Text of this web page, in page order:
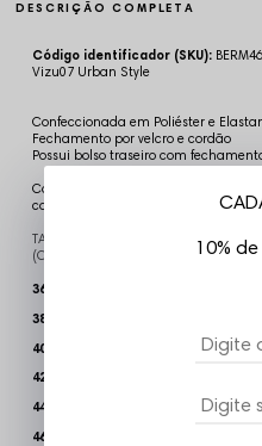
DESCRIÇÃO COMPLETA
Código identificador (SKU):
Vizu07 Urban Style
Confeccionada em Poliéster e
Fechamento por velcro e cordão
Possui bolso traseiro com
Compre certo, compre sempre
com nenhum tipo de réplica ou
TABELA DE TAMANHOS
(Cintura x Quadril x Comprimento)
36:
38:
40:
42: 48cm x 64cm x 61cm
44:
46: 50
10%